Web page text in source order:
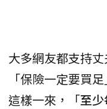
大多網友都支持
「保險一定要買
這樣一來，「至